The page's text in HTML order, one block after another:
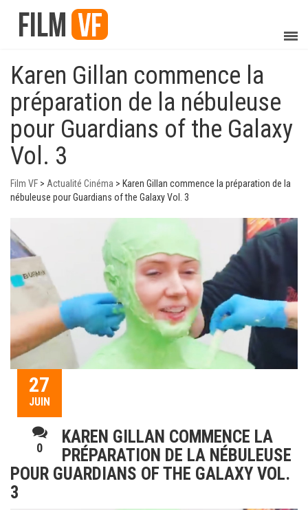
Karen Gillan commence la
préparation de la nébuleuse
pour Guardians of the Galaxy
Vol. 3
Film VF > Actualité Cinéma > Karen Gillan commence la préparation de la
nébuleuse pour Guardians of the Galaxy Vol. 3
27
JUIN
0
KAREN GILLAN COMMENCE LA
PRÉPARATION DE LA NÉBULEUSE
POUR GUARDIANS OF THE GALAXY VOL.
3